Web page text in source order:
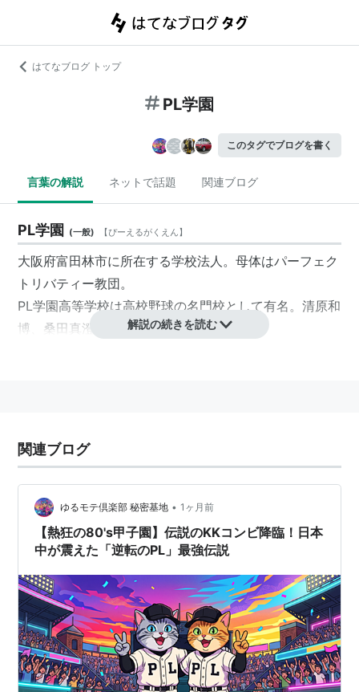
はてなブログ トップ
PL学園
このタグでブログを書く
言葉の解説 ネットで話題 関連ブログ
PL学園 (一般) 【ぴーえるがくえん】
大阪府富田林市に所在する学校法人。母体はパーフェク
トリバティー教団。
PL学園高等学校は高校野球の名門校として有名。清原和
博、桑田真澄らはOB。
PL学園幼稚園
PL学園衛生看護専門学校
解説の続きを読む
関連ブログ
ゆるモテ倶楽部 秘密基地 • 1ヶ月前
【熱狂の80's甲子園】伝説のKKコンビ降臨！日本
中が震えた「逆転のPL」最強伝説